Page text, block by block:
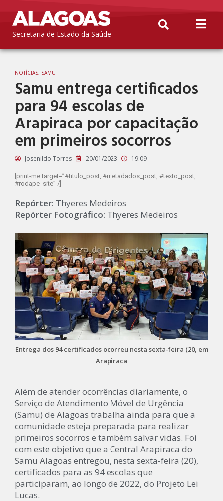
Secretaria de Estado da Saúde
NOTÍCIAS, SAMU
Samu entrega certificados
para 94 escolas de
Arapiraca por capacitação
em primeiros socorros
Josenildo Torres 20/01/2023 19:09
[print-me target=”#titulo_post, #metadados_post, #texto_post,
#rodape_site” /]
Repórter: Thyeres Medeiros
Repórter Fotográfico: Thyeres Medeiros
Entrega dos 94 certificados ocorreu nesta sexta-feira (20, em
Arapiraca
Além de atender ocorrências diariamente, o
Serviço de Atendimento Móvel de Urgência
(Samu) de Alagoas trabalha ainda para que a
comunidade esteja preparada para realizar
primeiros socorros e também salvar vidas. Foi
com este objetivo que a Central Arapiraca do
Samu Alagoas entregou, nesta sexta-feira (20),
certificados para as 94 escolas que
participaram, ao longo de 2022, do Projeto Lei
Lucas.